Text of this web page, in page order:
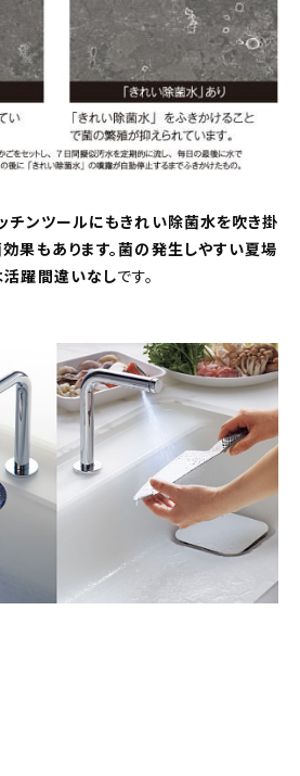
チンツールにもきれい除菌水を吹き掛
果もあります。菌の発生しやすい夏場
活躍間違いなしです。